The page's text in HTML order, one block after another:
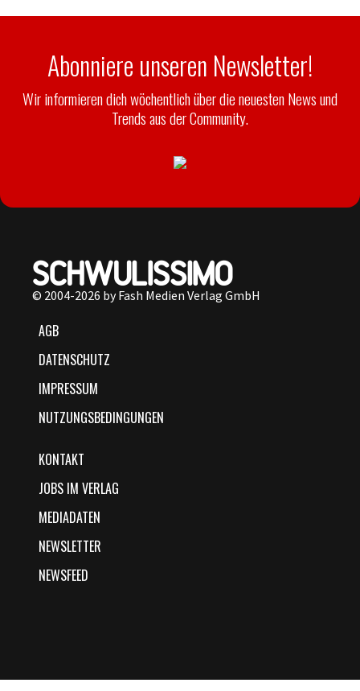
Abonniere unseren Newsletter!
Wir informieren dich wöchentlich über die neuesten News und
Trends aus der Community.
© 2004-2026 by Fash Medien Verlag GmbH
AGB
DATENSCHUTZ
IMPRESSUM
NUTZUNGSBEDINGUNGEN
KONTAKT
JOBS IM VERLAG
MEDIADATEN
NEWSLETTER
NEWSFEED